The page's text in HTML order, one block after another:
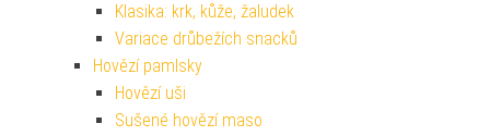
Klasika: krk, kůže, žaludek
Variace drůbežích snacků
Hovězí pamlsky
Hovězí uši
Sušené hovězí maso